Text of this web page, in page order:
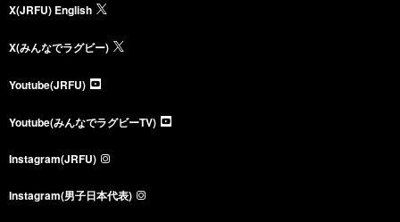
X(JRFU) English
X(みんなでラグビー)
Youtube(JRFU)
Youtube(みんなでラグビーTV)
Instagram(JRFU)
Instagram(男子日本代表)